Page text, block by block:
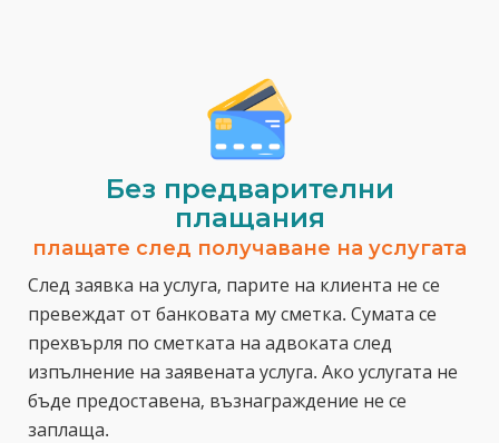
Без предварителни
плащания
плащате след получаване на услугата
След заявка на услуга, парите на клиента не се
превеждат от банковата му сметка. Сумата се
прехвърля по сметката на адвоката след
изпълнение на заявената услуга. Ако услугата не
бъде предоставена, възнаграждение не се
заплаща.